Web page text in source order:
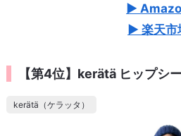
楽天市
【第4位】kerätä ヒップシ
kerätä（ケラッタ）